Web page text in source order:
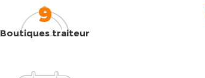
9
Boutiques traiteur